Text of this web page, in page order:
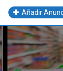
Añadir